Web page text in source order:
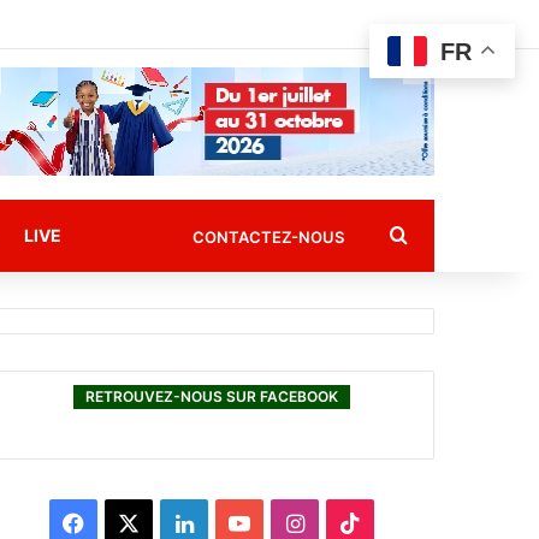
LIVE CONTACTEZ-NOUS Rechercher
RETROUVEZ-NOUS SUR FACEBOOK
L
I
FR